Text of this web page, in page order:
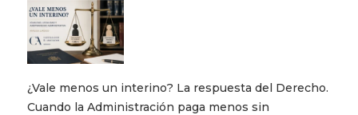
¿Vale menos un interino? La respuesta del Derecho.
Cuando la Administración paga menos sin